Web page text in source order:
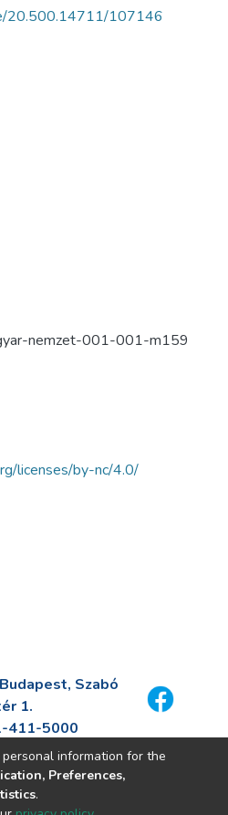
20.500.14711/107146
nemzet-001-001-m159
licenses/by-nc/4.0/
Szabó
1.
411-5000
fszek.hu
information for the
Preferences,
.